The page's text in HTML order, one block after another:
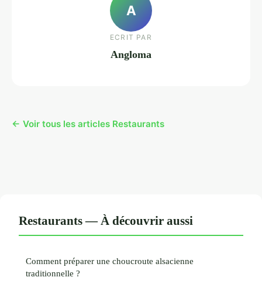
A
ECRIT PAR
Angloma
← Voir tous les articles Restaurants
Restaurants — À découvrir aussi
Comment préparer une choucroute alsacienne
traditionnelle ?